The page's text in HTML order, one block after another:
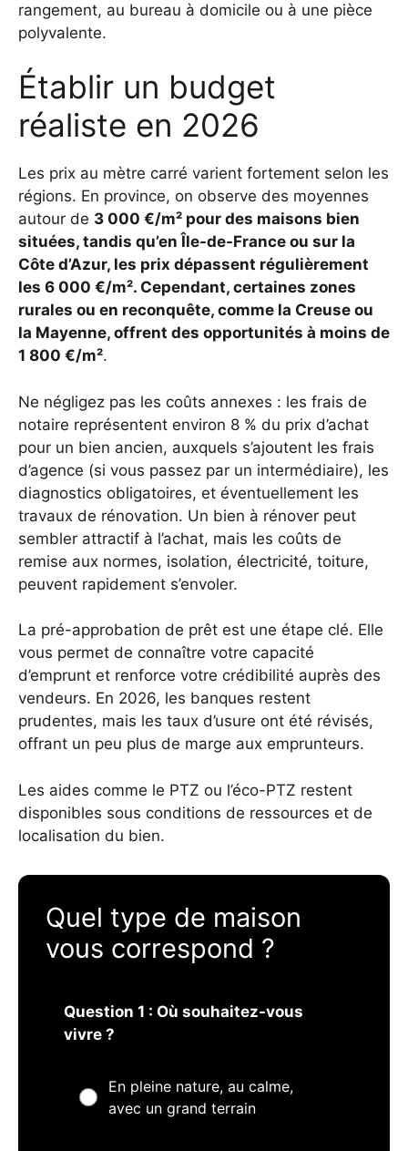
rangement, au bureau à domicile ou à une pièce
polyvalente.
Établir un budget
réaliste en 2026
Les prix au mètre carré varient fortement selon les
régions. En province, on observe des moyennes
autour de 3 000 €/m² pour des maisons bien
situées, tandis qu’en Île-de-France ou sur la
Côte d’Azur, les prix dépassent régulièrement
les 6 000 €/m². Cependant, certaines zones
rurales ou en reconquête, comme la Creuse ou
la Mayenne, offrent des opportunités à moins de
1 800 €/m².
Ne négligez pas les coûts annexes : les frais de
notaire représentent environ 8 % du prix d’achat
pour un bien ancien, auxquels s’ajoutent les frais
d’agence (si vous passez par un intermédiaire), les
diagnostics obligatoires, et éventuellement les
travaux de rénovation. Un bien à rénover peut
sembler attractif à l’achat, mais les coûts de
remise aux normes, isolation, électricité, toiture,
peuvent rapidement s’envoler.
La pré-approbation de prêt est une étape clé. Elle
vous permet de connaître votre capacité
d’emprunt et renforce votre crédibilité auprès des
vendeurs. En 2026, les banques restent
prudentes, mais les taux d’usure ont été révisés,
offrant un peu plus de marge aux emprunteurs.
Les aides comme le PTZ ou l’éco-PTZ restent
disponibles sous conditions de ressources et de
localisation du bien.
Quel type de maison
vous correspond ?
Question 1 : Où souhaitez-vous
vivre ?
En pleine nature, au calme,
avec un grand terrain